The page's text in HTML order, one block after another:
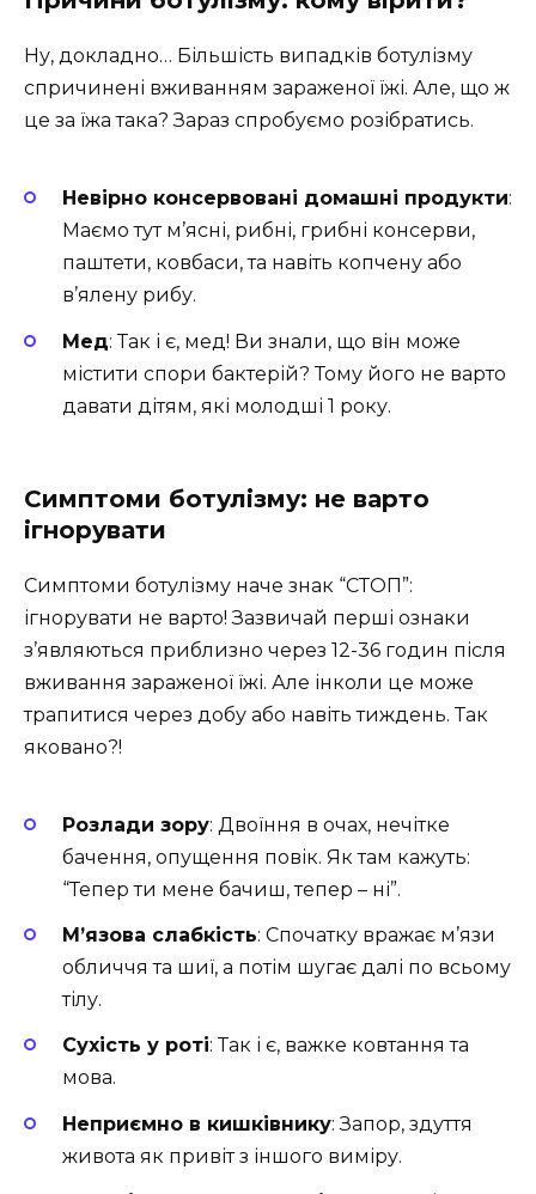
Ну, докладно… Більшість випадків ботулізму
спричинені вживанням зараженої їжі. Але, що ж
це за їжа така? Зараз спробуємо розібратись.
Невірно консервовані домашні продукти:
Маємо тут м’ясні, рибні, грибні консерви,
паштети, ковбаси, та навіть копчену або
в’ялену рибу.
Мед: Так і є, мед! Ви знали, що він може
містити спори бактерій? Тому його не варто
давати дітям, які молодші 1 року.
Симптоми ботулізму: не варто
ігнорувати
Симптоми ботулізму наче знак “СТОП”:
ігнорувати не варто! Зазвичай перші ознаки
з’являються приблизно через 12-36 годин після
вживання зараженої їжі. Але інколи це може
трапитися через добу або навіть тиждень. Так
яковано?!
Розлади зору: Двоїння в очах, нечітке
бачення, опущення повік. Як там кажуть:
“Тепер ти мене бачиш, тепер – ні”.
М’язова слабкість: Спочатку вражає м’язи
обличчя та шиї, а потім шугає далі по всьому
тілу.
Сухість у роті: Так і є, важке ковтання та
мова.
Неприємно в кишківнику: Запор, здуття
живота як привіт з іншого виміру.